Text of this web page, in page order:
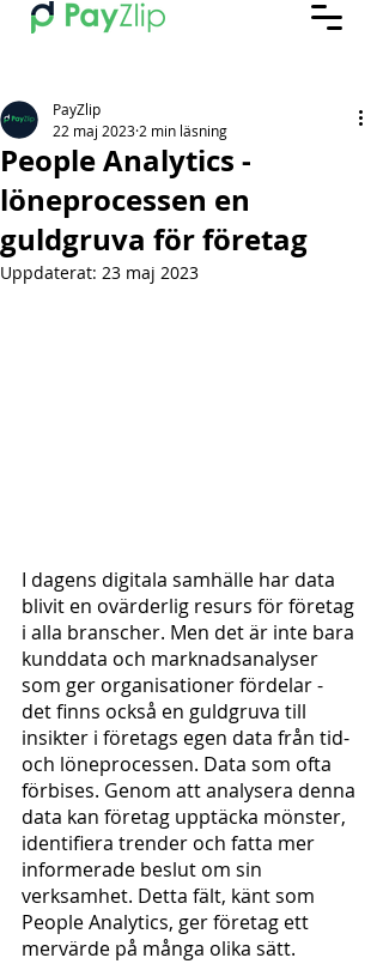
People Analytics -
löneprocessen en
guldgruva för företag
PayZlip
22 maj 2023 2 min läsning
Uppdaterat: 23 maj 2023
I dagens digitala samhälle har data
blivit en ovärderlig resurs för företag
i alla branscher. Men det är inte bara
kunddata och marknadsanalyser
som ger organisationer fördelar -
det finns också en guldgruva till
insikter i företags egen data från tid-
och löneprocessen. Data som ofta
förbises. Genom att analysera denna
data kan företag upptäcka mönster,
identifiera trender och fatta mer
informerade beslut om sin
verksamhet. Detta fält, känt som
People Analytics, ger företag ett
mervärde på många olika sätt.